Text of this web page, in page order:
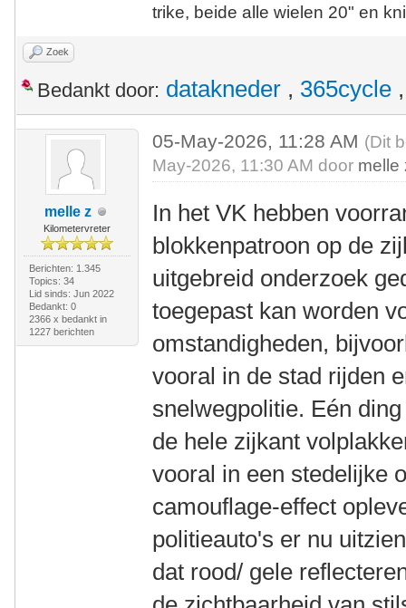
trike, beide alle wielen 20" en
Zoek
Bedankt door: datakneder , 365cycle
melle z
Kilometervreter
Berichten: 1.345
Topics: 34
Lid sinds: Jun 2022
Bedankt: 0
2366 x bedankt in
1227 berichten
05-May-2026, 11:28 AM (Dit
May-2026, 11:30 AM door melle
In het VK hebben
blokkenpatroon op de
uitgebreid onderzoek
toegepast kan worden
omstandigheden,
vooral in de stad rijden
snelwegpolitie. Eén
de hele zijkant
vooral in een stedelijke
camouflage-effect
politieauto's er nu
dat rood/ gele